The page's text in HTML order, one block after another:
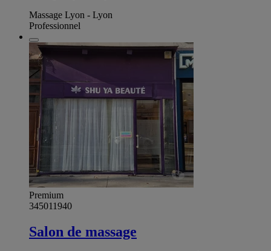
Massage Lyon - Lyon
Professionnel
Premium
345011940
Salon de massage